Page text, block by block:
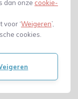
dan onze cookie-
voor ‘Weigeren’,
cookies.